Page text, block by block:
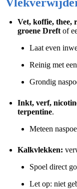
Vet, koffie, thee,
groene Dreftof
Laat even
Reinig met
Grondig
Inkt, verf,
terpentine.
Meteen
Kalkvlekken:
Spoel direct
Let op: niet